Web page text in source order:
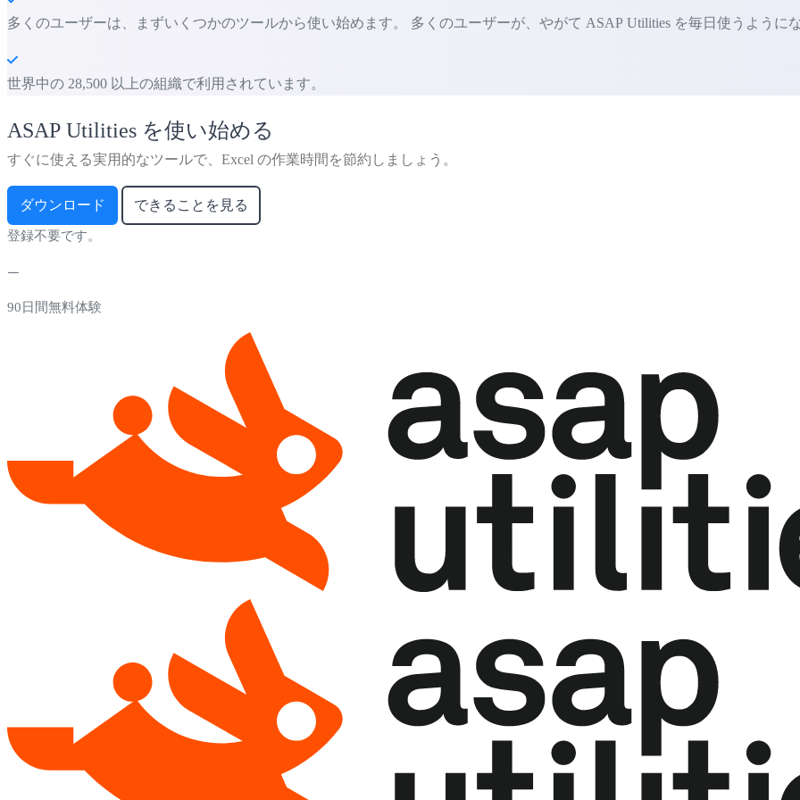
多くのユーザーは、まずいくつかのツールから使い始めます。 多くのユーザーが、やがて ASAP Utilities を毎日使うようにな
世界中の 28,500 以上の組織で利用されています。
ASAP Utilities を使い始める
すぐに使える実用的なツールで、Excel の作業時間を節約しましょう。
ダウンロード できることを見る
登録不要です。
90日間無料体験